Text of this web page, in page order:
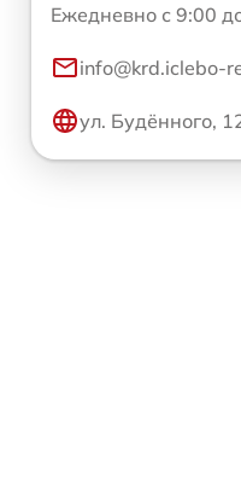
Ежедневно с 9:00
info@krd.iclebo-
ул. Будённого,